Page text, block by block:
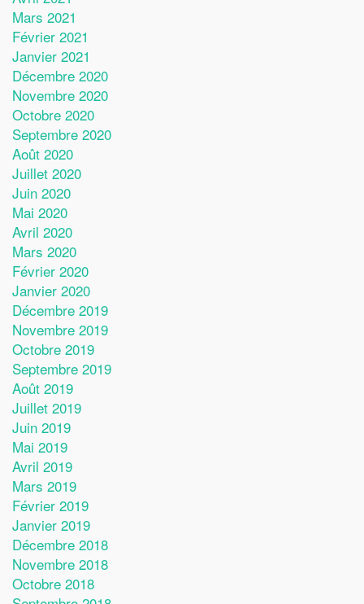
Mars 2021
Février 2021
Janvier 2021
Décembre 2020
Novembre 2020
Octobre 2020
Septembre 2020
Août 2020
Juillet 2020
Juin 2020
Mai 2020
Avril 2020
Mars 2020
Février 2020
Janvier 2020
Décembre 2019
Novembre 2019
Octobre 2019
Septembre 2019
Août 2019
Juillet 2019
Juin 2019
Mai 2019
Avril 2019
Mars 2019
Février 2019
Janvier 2019
Décembre 2018
Novembre 2018
Octobre 2018